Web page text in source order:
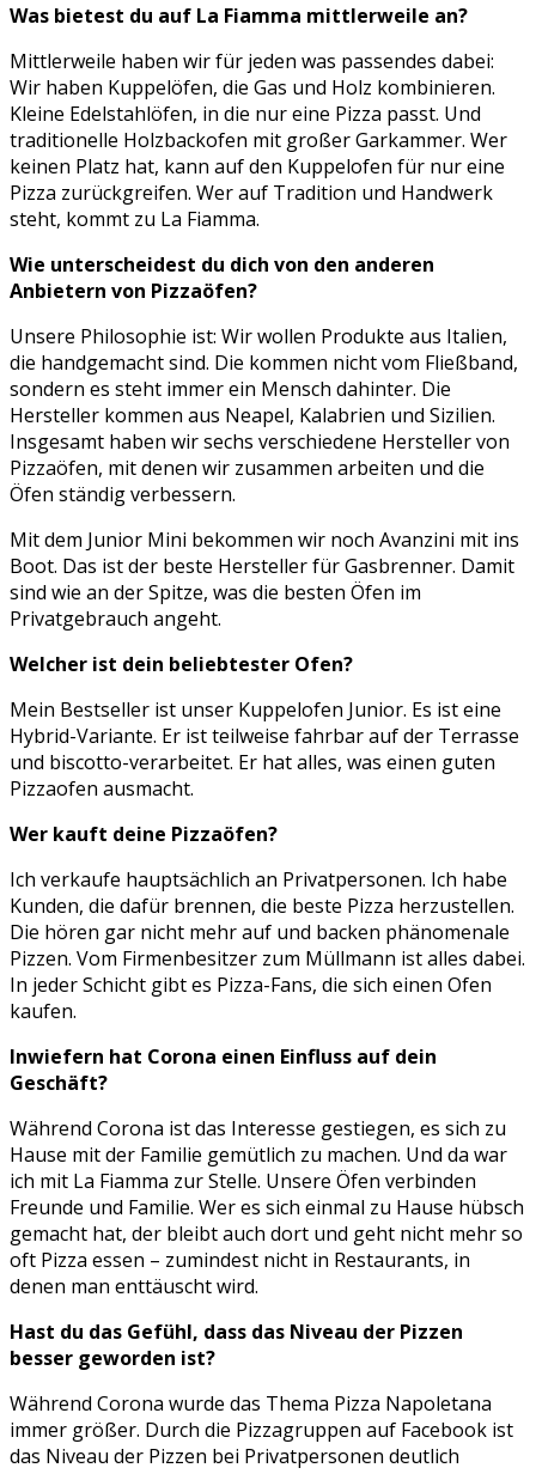
Was bietest du auf La Fiamma mittlerweile an?
Mittlerweile haben wir für jeden was passendes dabei:
Wir haben Kuppelöfen, die Gas und Holz kombinieren.
Kleine Edelstahlöfen, in die nur eine Pizza passt. Und
traditionelle Holzbackofen mit großer Garkammer. Wer
keinen Platz hat, kann auf den Kuppelofen für nur eine
Pizza zurückgreifen. Wer auf Tradition und Handwerk
steht, kommt zu La Fiamma.
Wie unterscheidest du dich von den anderen
Anbietern von Pizzaöfen?
Unsere Philosophie ist: Wir wollen Produkte aus Italien,
die handgemacht sind. Die kommen nicht vom Fließband,
sondern es steht immer ein Mensch dahinter. Die
Hersteller kommen aus Neapel, Kalabrien und Sizilien.
Insgesamt haben wir sechs verschiedene Hersteller von
Pizzaöfen, mit denen wir zusammen arbeiten und die
Öfen ständig verbessern.
Mit dem Junior Mini bekommen wir noch Avanzini mit ins
Boot. Das ist der beste Hersteller für Gasbrenner. Damit
sind wie an der Spitze, was die besten Öfen im
Privatgebrauch angeht.
Welcher ist dein beliebtester Ofen?
Mein Bestseller ist unser Kuppelofen Junior. Es ist eine
Hybrid-Variante. Er ist teilweise fahrbar auf der Terrasse
und biscotto-verarbeitet. Er hat alles, was einen guten
Pizzaofen ausmacht.
Wer kauft deine Pizzaöfen?
Ich verkaufe hauptsächlich an Privatpersonen. Ich habe
Kunden, die dafür brennen, die beste Pizza herzustellen.
Die hören gar nicht mehr auf und backen phänomenale
Pizzen. Vom Firmenbesitzer zum Müllmann ist alles dabei.
In jeder Schicht gibt es Pizza-Fans, die sich einen Ofen
kaufen.
Inwiefern hat Corona einen Einfluss auf dein
Geschäft?
Während Corona ist das Interesse gestiegen, es sich zu
Hause mit der Familie gemütlich zu machen. Und da war
ich mit La Fiamma zur Stelle. Unsere Öfen verbinden
Freunde und Familie. Wer es sich einmal zu Hause hübsch
gemacht hat, der bleibt auch dort und geht nicht mehr so
oft Pizza essen – zumindest nicht in Restaurants, in
denen man enttäuscht wird.
Hast du das Gefühl, dass das Niveau der Pizzen
besser geworden ist?
Während Corona wurde das Thema Pizza Napoletana
immer größer. Durch die Pizzagruppen auf Facebook ist
das Niveau der Pizzen bei Privatpersonen deutlich